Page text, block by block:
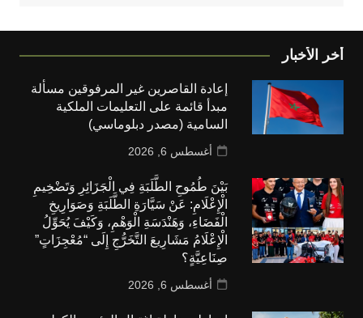
أخر الأخبار
إعادة القاصرين غير المرفوقين مسألة
مبدأ قائمة على التعليمات الملكية
السامية (مصدر دبلوماسي)
أغسطس 6, 2026
بَيْنَ طُمُوحِ الطَّلَبَةِ فِي الْجَزَائِرِ وَتَضْخِيمِ
الْإِعْلَامِ: عَنْ سَيَّارَةِ الطَّلَبَةِ وَصَوَارِيخِ
الْفَضَاءِ، وَهَنْدَسَةِ الْوَهْمِ، وَكَيْفَ يُحَوِّلُ
الْإِعْلَامُ مَشَارِيعَ التَّخَرُّجِ إِلَى “مُعْجِزَاتٍ”
صِنَاعِيَّةٍ؟
أغسطس 6, 2026